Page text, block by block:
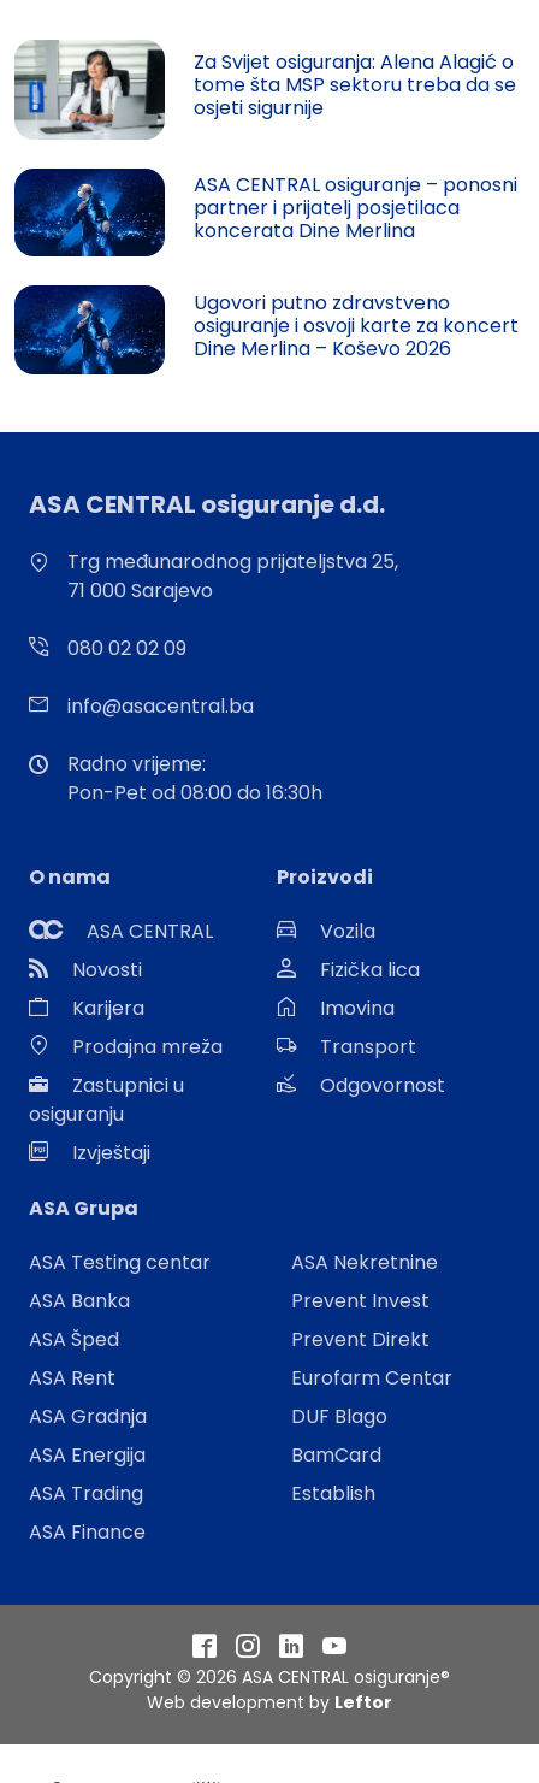
Za Svijet osiguranja: Alena Alagić o
tome šta MSP sektoru treba da se
osjeti sigurnije
ASA CENTRAL osiguranje – ponosni
partner i prijatelj posjetilaca
koncerata Dine Merlina
Ugovori putno zdravstveno
osiguranje i osvoji karte za koncert
Dine Merlina – Koševo 2026
ASA CENTRAL osiguranje d.d.
Trg međunarodnog prijateljstva 25,
71 000 Sarajevo
080 02 02 09
info@asacentral.ba
Radno vrijeme:
Pon-Pet od 08:00 do 16:30h
O nama
ASA CENTRAL
Novosti
Karijera
Prodajna mreža
Zastupnici u
osiguranju
Izvještaji
Proizvodi
Vozila
Fizička lica
Imovina
Transport
Odgovornost
ASA Grupa
ASA Testing centar
ASA Banka
ASA Šped
ASA Rent
ASA Gradnja
ASA Energija
ASA Trading
ASA Finance
ASA Nekretnine
Prevent Invest
Prevent Direkt
Eurofarm Centar
DUF Blago
BamCard
Establish
FacebookInstagram
LinkedInYouTube
Copyright © 2026 ASA CENTRAL osiguranje®
Web development by Leftor